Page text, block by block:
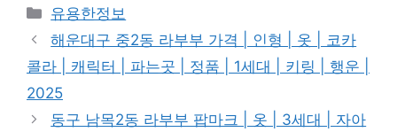
카
테
고
리
유용한정보
해운대구 중2동 라부부 가격 | 인형 | 옷 | 코카
콜라 | 캐릭터 | 파는곳 | 정품 | 1세대 | 키링 | 행운 |
2025
동구 남목2동 라부부 팝마크 | 옷 | 3세대 | 자아